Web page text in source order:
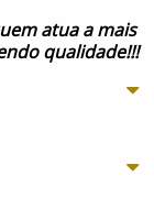
atua a mais
qualidade!!!